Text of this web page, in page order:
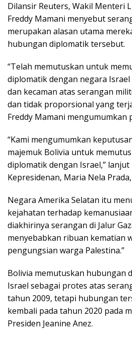
Dilansir Reuters, Wakil Menteri
Freddy Mamani menyebut
merupakan alasan utama
hubungan diplomatik tersebut.
“Telah memutuskan untuk
diplomatik dengan negara
dan kecaman atas serangan
dan tidak proporsional yang
Freddy Mamani mengumumkan
“Kami mengumumkan
majemuk Bolivia untuk
diplomatik dengan Israel,”
Kepresidenan, Maria Nela
Negara Amerika Selatan itu
kejahatan terhadap
diakhirinya serangan di Jalur
menyebabkan ribuan kematian
pengungsian warga Palestina.”
Bolivia memutuskan hubungan
Israel sebagai protes atas
tahun 2009, tetapi hubungan
kembali pada tahun 2020 pada
Presiden Jeanine Anez.